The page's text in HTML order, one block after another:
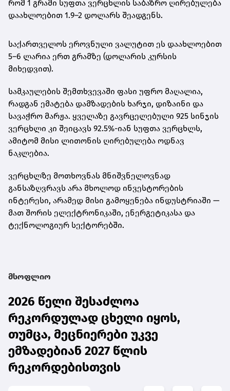
რომ 1 გრამი სუფთა ვერცხლის საბაზრო ღირებულება
დაახლოებით 1.9–2 დოლარს შეადგენს.
საქართველოს ეროვნული ვალუტით ეს დაახლოებით
5–6 ლარია ერთ გრამზე (დოლარის კურსის
მიხედვით).
სამკაულების შემთხვევაში ფასი უფრო მაღალია,
რადგან ემატება დამზადების ხარჯი, დიზაინი და
სავაჭრო მარჟა. ყველაზე გავრცელებული 925 სინჯის
ვერცხლი კი შეიცავს 92.5%-იან სუფთა ვერცხლს,
ამიტომ მისი ლითონის ღირებულება ოდნავ
ნაკლებია.
ვერცხლზე მოთხოვნას მნიშვნელოვნად
განსაზღვრავს არა მხოლოდ ინვესტორების
ინტერესი, არამედ მისი გამოყენება ინდუსტრიაში —
მათ შორის ელექტრონიკაში, ენერგეტიკასა და
ტექნოლოგიურ სექტორებში.
მსოფლიო
2026 წელი შესაძლოა
რეკორდულად ცხელი იყოს,
თუმცა, მეცნიერები უკვე
ემზადებიან 2027 წლის
რეკორდებისთვის